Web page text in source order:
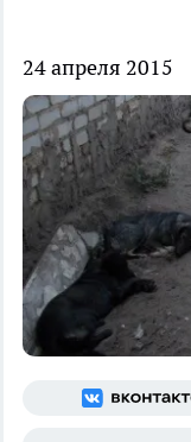
24 апреля 2015